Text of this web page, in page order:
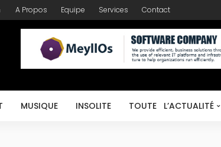
A Propos Equipe Services Contact
MUSIQUE INSOLITE TOUTE L’ACTUALITÉ